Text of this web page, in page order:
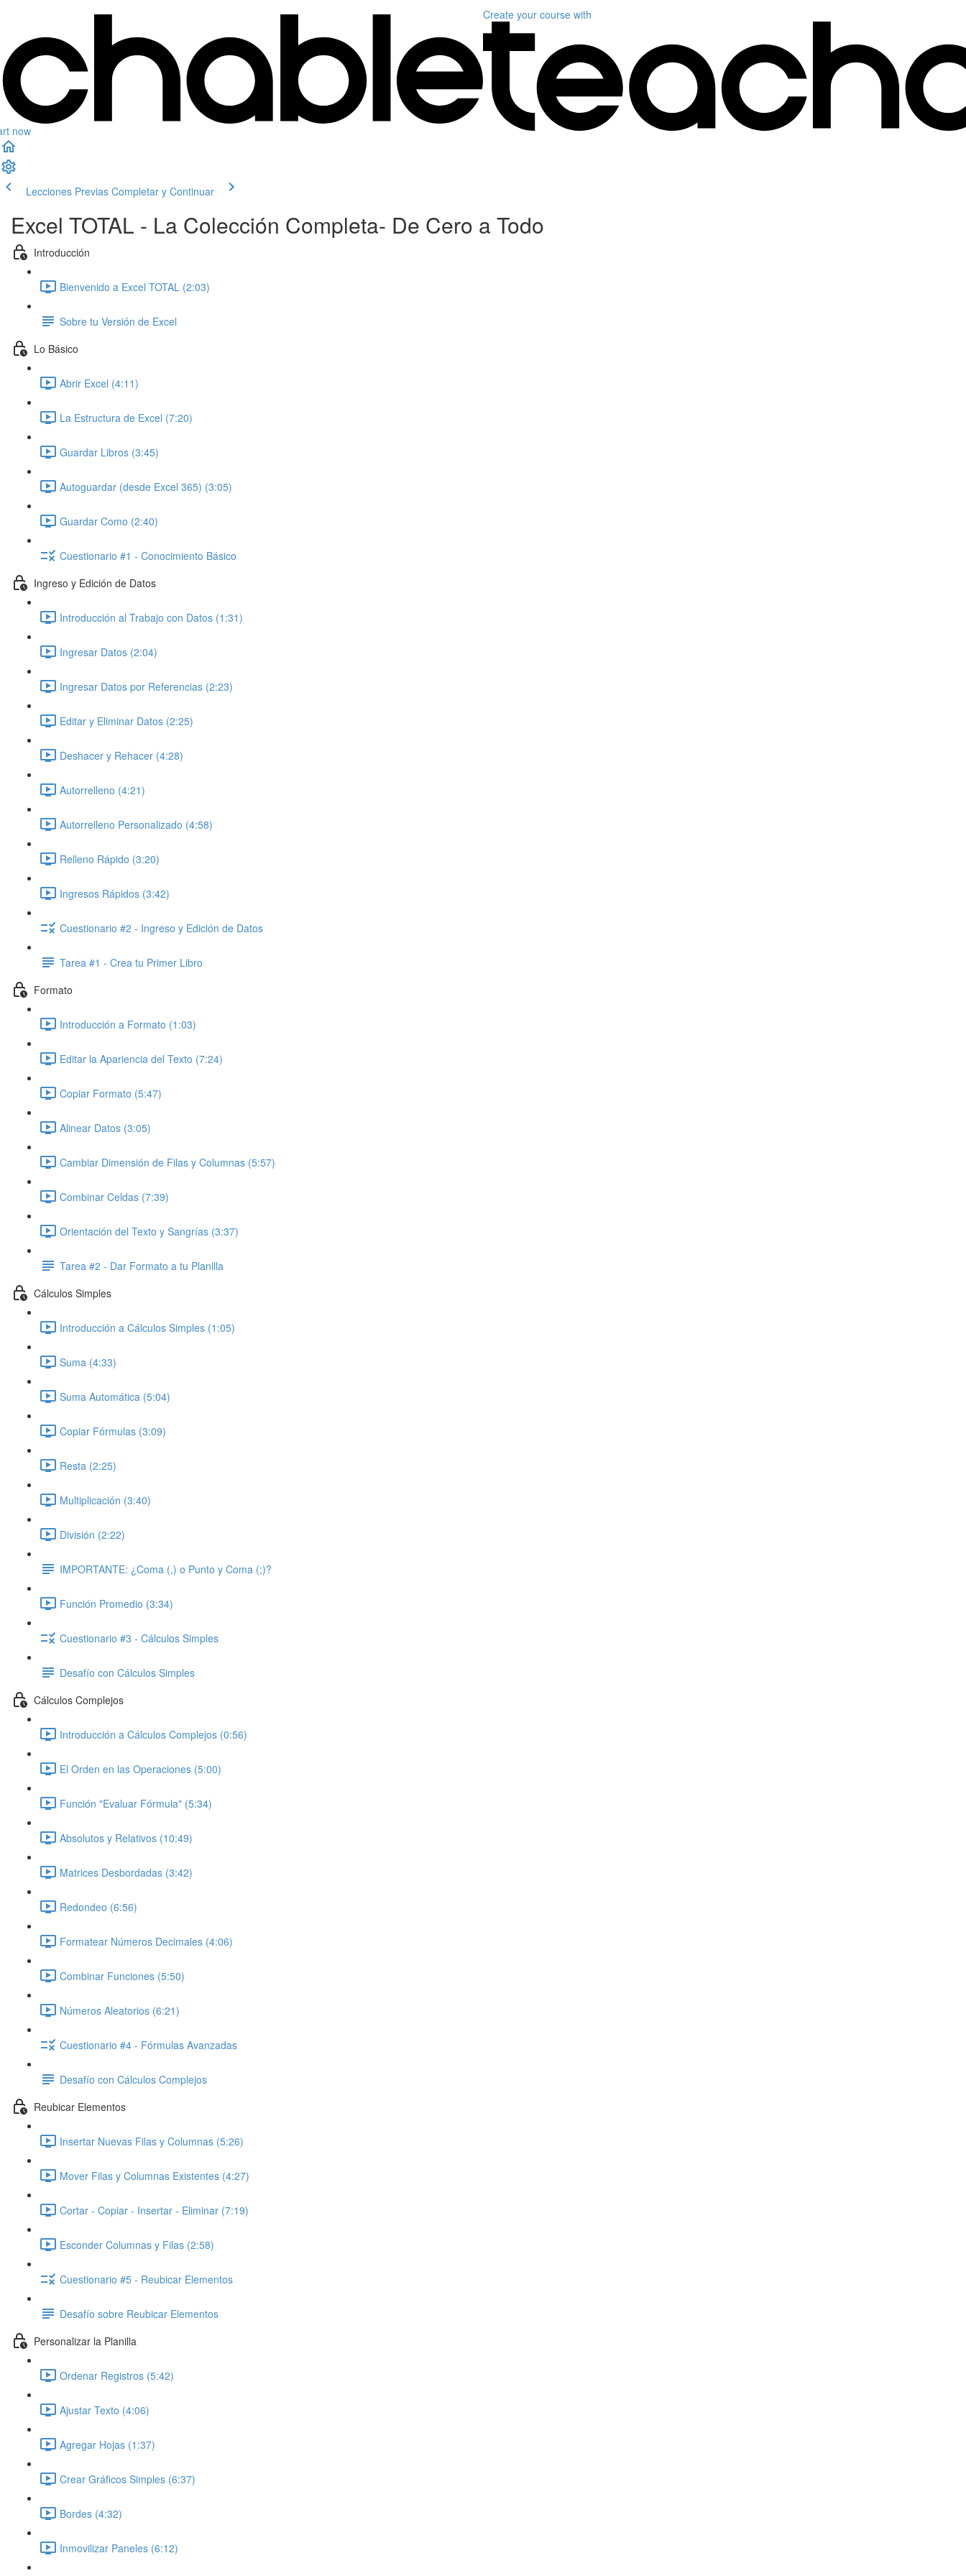
now
Create your course with
Lecciones Previas Completar y Continuar
Excel TOTAL - La Colección Completa- De Cero a Todo
Introducción
Bienvenido a Excel TOTAL (2:03)
Sobre tu Versión de Excel
Lo Básico
Abrir Excel (4:11)
La Estructura de Excel (7:20)
Guardar Libros (3:45)
Autoguardar (desde Excel 365) (3:05)
Guardar Como (2:40)
Cuestionario #1 - Conocimiento Básico
Ingreso y Edición de Datos
Introducción al Trabajo con Datos (1:31)
Ingresar Datos (2:04)
Ingresar Datos por Referencias (2:23)
Editar y Eliminar Datos (2:25)
Deshacer y Rehacer (4:28)
Autorrelleno (4:21)
Autorrelleno Personalizado (4:58)
Relleno Rápido (3:20)
Ingresos Rápidos (3:42)
Cuestionario #2 - Ingreso y Edición de Datos
Tarea #1 - Crea tu Primer Libro
Formato
Introducción a Formato (1:03)
Editar la Apariencia del Texto (7:24)
Copiar Formato (5:47)
Alinear Datos (3:05)
Cambiar Dimensión de Filas y Columnas (5:57)
Combinar Celdas (7:39)
Orientación del Texto y Sangrías (3:37)
Tarea #2 - Dar Formato a tu Planilla
Cálculos Simples
Introducción a Cálculos Simples (1:05)
Suma (4:33)
Suma Automática (5:04)
Copiar Fórmulas (3:09)
Resta (2:25)
Multiplicación (3:40)
División (2:22)
IMPORTANTE: ¿Coma (,) o Punto y Coma (;)?
Función Promedio (3:34)
Cuestionario #3 - Cálculos Simples
Desafío con Cálculos Simples
Cálculos Complejos
Introducción a Cálculos Complejos (0:56)
El Orden en las Operaciones (5:00)
Función "Evaluar Fórmula" (5:34)
Absolutos y Relativos (10:49)
Matrices Desbordadas (3:42)
Redondeo (6:56)
Formatear Números Decimales (4:06)
Combinar Funciones (5:50)
Números Aleatorios (6:21)
Cuestionario #4 - Fórmulas Avanzadas
Desafío con Cálculos Complejos
Reubicar Elementos
Insertar Nuevas Filas y Columnas (5:26)
Mover Filas y Columnas Existentes (4:27)
Cortar - Copiar - Insertar - Eliminar (7:19)
Esconder Columnas y Filas (2:58)
Cuestionario #5 - Reubicar Elementos
Desafío sobre Reubicar Elementos
Personalizar la Planilla
Ordenar Registros (5:42)
Ajustar Texto (4:06)
Agregar Hojas (1:37)
Crear Gráficos Simples (6:37)
Bordes (4:32)
Inmovilizar Paneles (6:12)